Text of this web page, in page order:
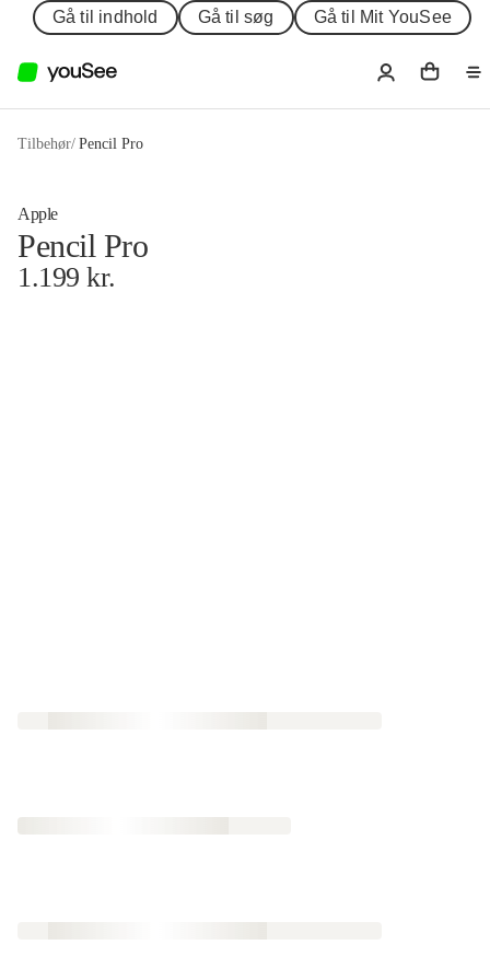
Gå til indhold Gå til søg Gå til Mit YouSee
Tilbehør/ Pencil Pro
Apple
Pencil Pro
1.199kr.